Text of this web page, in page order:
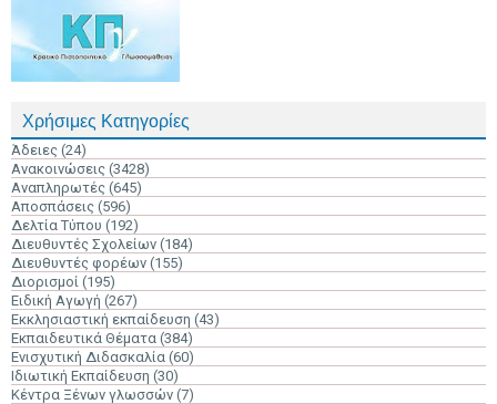
Χρήσιμες Κατηγορίες
Άδειες (24)
Ανακοινώσεις (3428)
Αναπληρωτές (645)
Αποσπάσεις (596)
Δελτία Τύπου (192)
Διευθυντές Σχολείων (184)
Διευθυντές φορέων (155)
Διορισμοί (195)
Ειδική Αγωγή (267)
Εκκλησιαστική εκπαίδευση (43)
Εκπαιδευτικά Θέματα (384)
Ενισχυτική Διδασκαλία (60)
Ιδιωτική Εκπαίδευση (30)
Κέντρα Ξένων γλωσσών (7)